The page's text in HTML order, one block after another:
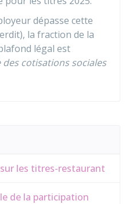
dépasse cette
la fraction de la
légal est
cotisations sociales
les titres-restaurant
de la participation